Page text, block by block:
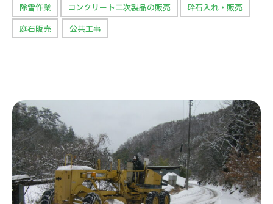
除雪作業
コンクリート二次製品の販売
砕石入れ・販売
庭石販売
公共工事